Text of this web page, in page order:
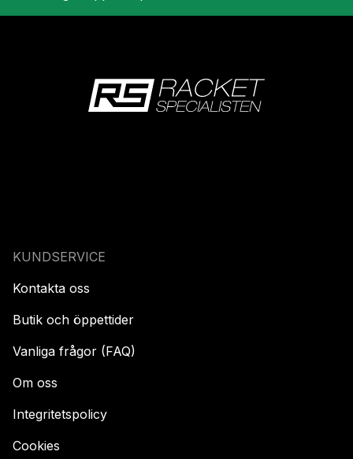
KUNDSERVICE
Kontakta oss
Butik och öppettider
Vanliga frågor (FAQ)
Om oss
Integritetspolicy
Cookies